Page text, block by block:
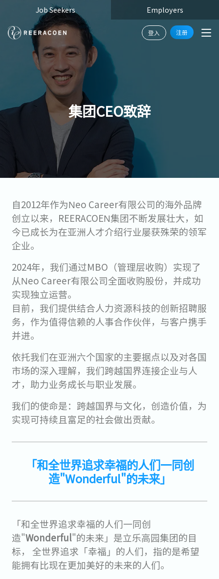
Job Seekers Employers
登入 注册
集团CEO致辞
自2012年作为Neo Career有限公司的海外品牌
创立以来，REERACOEN集团不断发展壮大，如
今已成长为在亚洲人才介绍行业屡获殊荣的领军
企业。
2024年，我们通过MBO（管理层收购）实现了
从Neo Career有限公司全面收购股份，并成功
实现独立运营。
目前，我们提供结合人力资源科技的创新招聘服
务，作为值得信赖的人事合作伙伴，与客户携手
并进。
依托我们在亚洲六个国家的主要据点以及对各国
市场的深入理解，我们跨越国界连接企业与人
才，助力业务成长与职业发展。
我们的使命是：跨越国界与文化，创造价值，为
实现可持续且富足的社会做出贡献。
「和全世界追求幸福的人们一同创
造"Wonderful"的未来」
「和全世界追求幸福的人们一同创
造"Wonderful"的未来」是立乐高园集团的目
标， 全世界追求「幸福」的人们，指的是希望
能拥有比现在更加美好的未来的人们。